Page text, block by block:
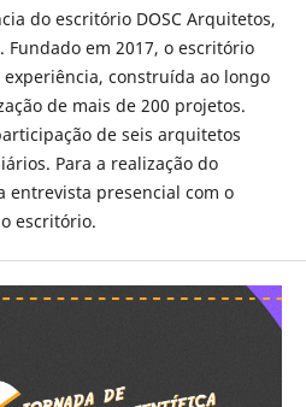
do escritório DOSC Arquitetos,
Fundado em 2017, o escritório
experiência, construída ao longo
de mais de 200 projetos.
de seis arquitetos
Para a realização do
entrevista presencial com o
escritório.